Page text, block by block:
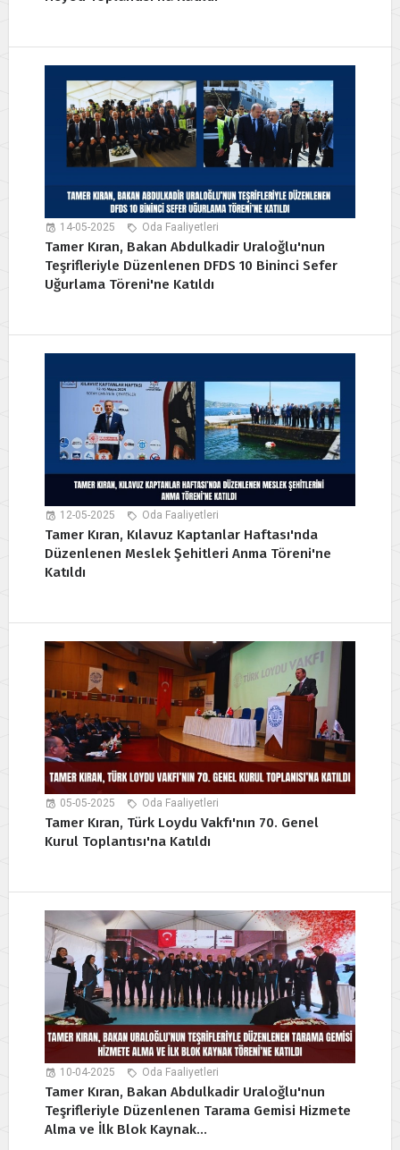
14-05-2025 Oda Faaliyetleri
Tamer Kıran, Bakan Abdulkadir Uraloğlu'nun
Teşrifleriyle Düzenlenen DFDS 10 Bininci Sefer
Uğurlama Töreni'ne Katıldı
12-05-2025 Oda Faaliyetleri
Tamer Kıran, Kılavuz Kaptanlar Haftası'nda
Düzenlenen Meslek Şehitleri Anma Töreni'ne
Katıldı
05-05-2025 Oda Faaliyetleri
Tamer Kıran, Türk Loydu Vakfı'nın 70. Genel
Kurul Toplantısı'na Katıldı
10-04-2025 Oda Faaliyetleri
Tamer Kıran, Bakan Abdulkadir Uraloğlu'nun
Teşrifleriyle Düzenlenen Tarama Gemisi Hizmete
Alma ve İlk Blok Kaynak...